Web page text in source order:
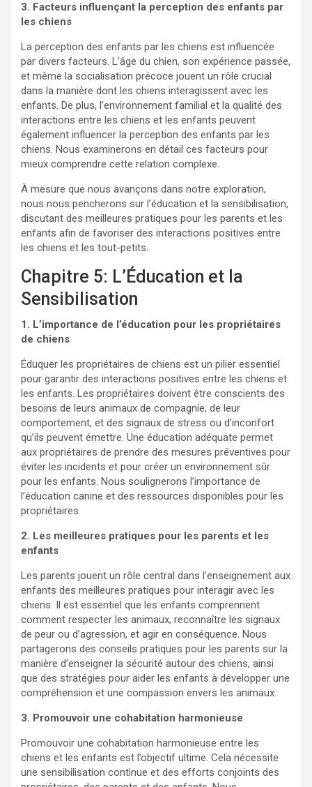
3. Facteurs influençant la perception des enfants par
les chiens
La perception des enfants par les chiens est influencée
par divers facteurs. L’âge du chien, son expérience passée,
et même la socialisation précoce jouent un rôle crucial
dans la manière dont les chiens interagissent avec les
enfants. De plus, l’environnement familial et la qualité des
interactions entre les chiens et les enfants peuvent
également influencer la perception des enfants par les
chiens. Nous examinerons en détail ces facteurs pour
mieux comprendre cette relation complexe.
À mesure que nous avançons dans notre exploration,
nous nous pencherons sur l’éducation et la sensibilisation,
discutant des meilleures pratiques pour les parents et les
enfants afin de favoriser des interactions positives entre
les chiens et les tout-petits.
Chapitre 5: L’Éducation et la
Sensibilisation
1. L’importance de l’éducation pour les propriétaires
de chiens
Éduquer les propriétaires de chiens est un pilier essentiel
pour garantir des interactions positives entre les chiens et
les enfants. Les propriétaires doivent être conscients des
besoins de leurs animaux de compagnie, de leur
comportement, et des signaux de stress ou d’inconfort
qu’ils peuvent émettre. Une éducation adéquate permet
aux propriétaires de prendre des mesures préventives pour
éviter les incidents et pour créer un environnement sûr
pour les enfants. Nous soulignerons l’importance de
l’éducation canine et des ressources disponibles pour les
propriétaires.
2. Les meilleures pratiques pour les parents et les
enfants
Les parents jouent un rôle central dans l’enseignement aux
enfants des meilleures pratiques pour interagir avec les
chiens. Il est essentiel que les enfants comprennent
comment respecter les animaux, reconnaître les signaux
de peur ou d’agression, et agir en conséquence. Nous
partagerons des conseils pratiques pour les parents sur la
manière d’enseigner la sécurité autour des chiens, ainsi
que des stratégies pour aider les enfants à développer une
compréhension et une compassion envers les animaux.
3. Promouvoir une cohabitation harmonieuse
Promouvoir une cohabitation harmonieuse entre les
chiens et les enfants est l’objectif ultime. Cela nécessite
une sensibilisation continue et des efforts conjoints des